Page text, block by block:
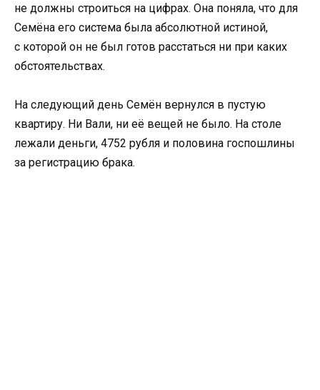
не должны строиться на цифрах. Она поняла, что для
Семёна его система была абсолютной истиной,
с которой он не был готов расстаться ни при каких
обстоятельствах.
На следующий день Семён вернулся в пустую
квартиру. Ни Вали, ни её вещей не было. На столе
лежали деньги, 4752 рубля и половина госпошлины
за регистрацию брака.